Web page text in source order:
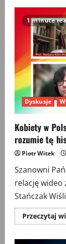
1 minute
Dyskusje
Kobiety w
rozumie tę
Piotr Witek
Szanowni
relację wideo
Stańczak
Przeczytaj